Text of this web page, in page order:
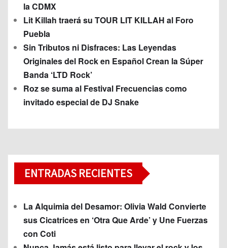
la CDMX
Lit Killah traerá su TOUR LIT KILLAH al Foro
Puebla
Sin Tributos ni Disfraces: Las Leyendas
Originales del Rock en Español Crean la Súper
Banda ‘LTD Rock’
Roz se suma al Festival Frecuencias como
invitado especial de DJ Snake
ENTRADAS RECIENTES
La Alquimia del Desamor: Olivia Wald Convierte
sus Cicatrices en ‘Otra Que Arde’ y Une Fuerzas
con Coti